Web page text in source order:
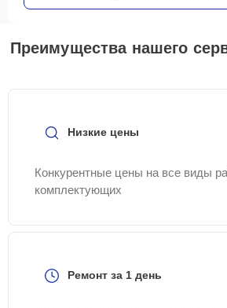
Преимущества нашего
Низкие цены
Конкурентные цены на все виды
комплектующих
Ремонт за 1 день